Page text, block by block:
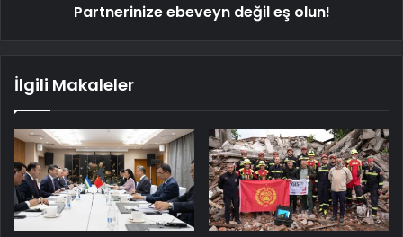
Partnerinize ebeveyn değil eş olun!
İlgili Makaleler